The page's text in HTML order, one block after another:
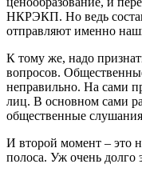
НКРЭКП. Но ведь
отправляют именно
К тому же, надо
вопросов.
неправильно. На сами
лиц. В основном сами
общественные
И второй момент – это
полоса. Уж очень долго